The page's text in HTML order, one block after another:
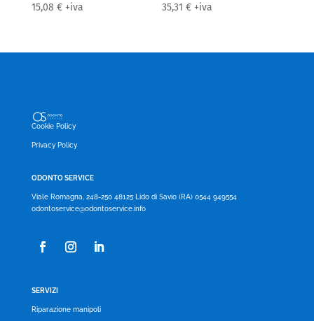
15,08 € +iva 35,31€ +iva
Cookie Policy
Privacy Policy
ODONTO SERVICE
Viale Romagna, 248-250 48125 Lido di Savio (RA) 0544 949554
odontoservice@odontoservice.info
SERVIZI
Riparazione manipoli